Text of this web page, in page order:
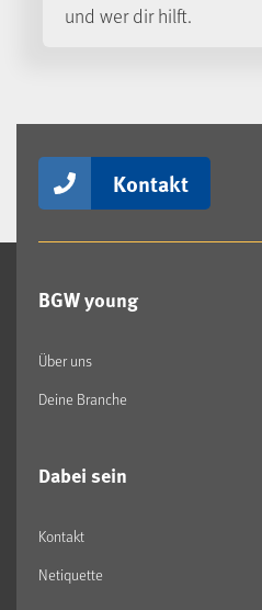
und wer dir hilft.
Kontakt
BGW young
Über uns
Deine Branche
Dabei sein
Kontakt
Netiquette